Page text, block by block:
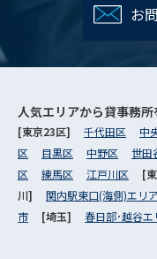
お
人気エリアから貸事務所
[東京23区] 千代田区 中
区
目黒区 中野区 世田
区
練馬区 江戸川区 [
川] 関内駅東口(海側)エリア
市
[埼玉] 春日部･越谷エ